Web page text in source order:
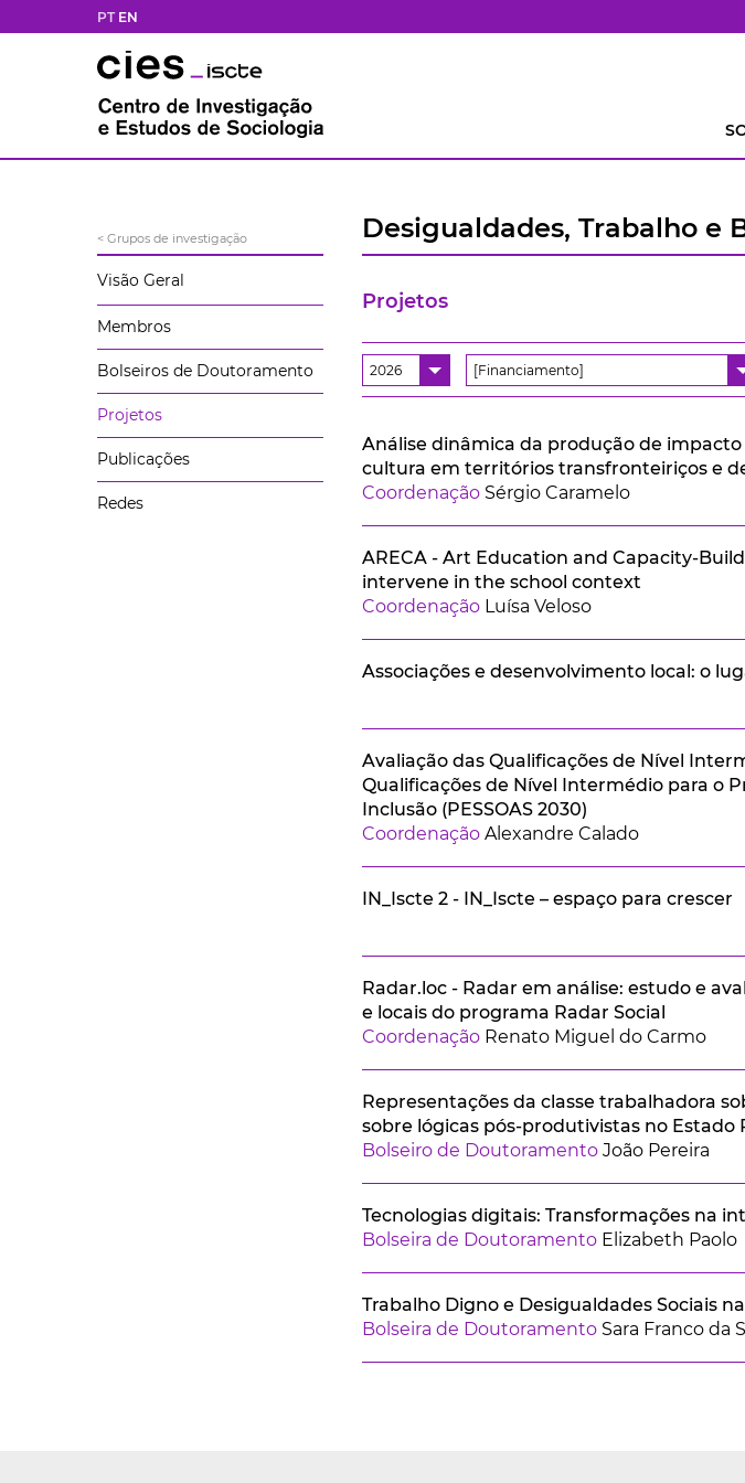
PT EN
< Grupos de investigação
Visão Geral
Membros
Bolseiros de Doutoramento
Projetos
Publicações
Redes
Desigualdades, Trabalho e
Projetos
2026 [Financiamento]
Análise dinâmica da produção de
cultura em territórios transfronteiriços e
Coordenação Sérgio Caramelo
ARECA - Art Education and Capacity-
intervene in the school context
Coordenação Luísa Veloso
Associações e desenvolvimento local: o
Avaliação das Qualificações de Nível
Qualificações de Nível Intermédio para o
Inclusão (PESSOAS 2030)
Coordenação Alexandre Calado
IN_Iscte 2 - IN_Iscte – espaço para crescer
Radar.loc - Radar em análise: estudo e
e locais do programa Radar Social
Coordenação Renato Miguel do Carmo
Representações da classe trabalhadora
sobre lógicas pós-produtivistas no
Bolseiro de Doutoramento João Pereira
Tecnologias digitais: Transformações na
Bolseira de Doutoramento Elizabeth Paolo
Trabalho Digno e Desigualdades Sociais
Bolseira de Doutoramento Sara Franco da